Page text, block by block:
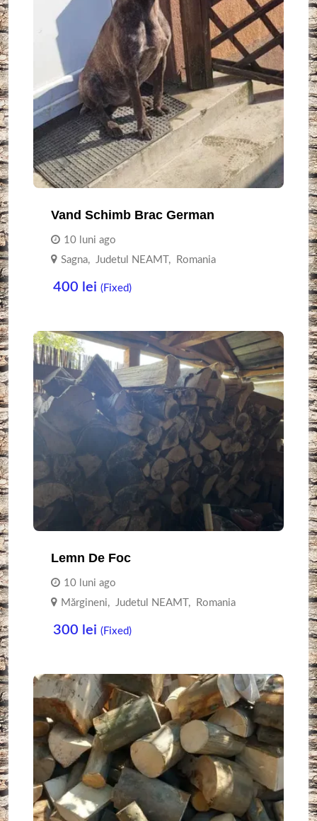
Vand Schimb Brac German
10 luni ago
Sagna, Judetul NEAMT , Romania
400 lei (Fixed)
Lemn De Foc
10 luni ago
Mărgineni, Judetul NEAMT , Romania
300 lei (Fixed)